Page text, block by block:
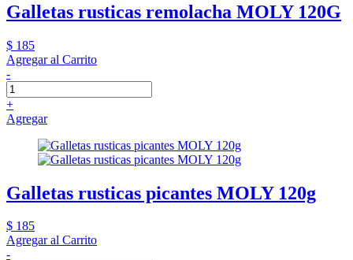
Galletas rusticas remolacha MOLY 120G
$ 185
Agregar al Carrito
-
+
Agregar
Galletas rusticas picantes MOLY 120g
$ 185
Agregar al Carrito
-